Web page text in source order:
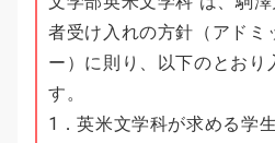
者受け入れの方針（アドミ
ー）に則り、以下のとおり
す。
1．英米文学科が求める学